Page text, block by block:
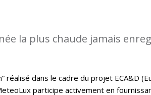
la plus chaude jamais
réalisé dans le cadre du projet ECA&D
participe activement en